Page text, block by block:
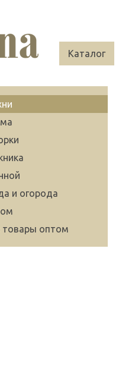
Каталог
и огорода
товары оптом